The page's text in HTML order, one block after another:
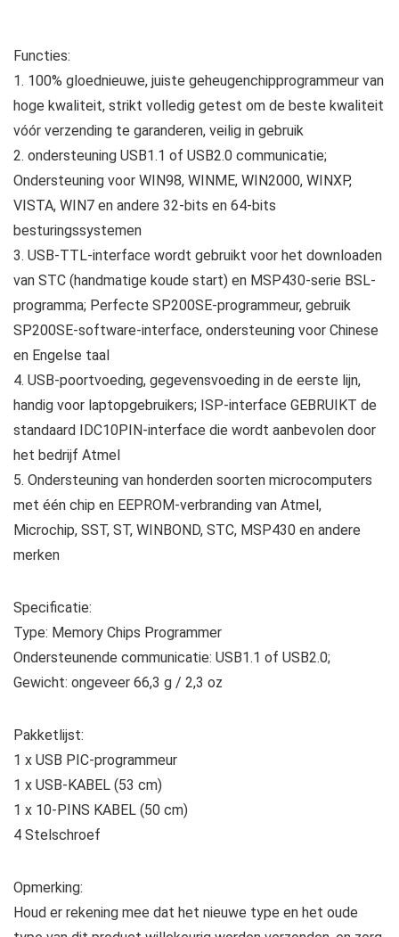
Functies:
1. 100% gloednieuwe, juiste geheugenchipprogrammeur van
hoge kwaliteit, strikt volledig getest om de beste kwaliteit
vóór verzending te garanderen, veilig in gebruik
2. ondersteuning USB1.1 of USB2.0 communicatie;
Ondersteuning voor WIN98, WINME, WIN2000, WINXP,
VISTA, WIN7 en andere 32-bits en 64-bits
besturingssystemen
3. USB-TTL-interface wordt gebruikt voor het downloaden
van STC (handmatige koude start) en MSP430-serie BSL-
programma; Perfecte SP200SE-programmeur, gebruik
SP200SE-software-interface, ondersteuning voor Chinese
en Engelse taal
4. USB-poortvoeding, gegevensvoeding in de eerste lijn,
handig voor laptopgebruikers; ISP-interface GEBRUIKT de
standaard IDC10PIN-interface die wordt aanbevolen door
het bedrijf Atmel
5. Ondersteuning van honderden soorten microcomputers
met één chip en EEPROM-verbranding van Atmel,
Microchip, SST, ST, WINBOND, STC, MSP430 en andere
merken
Specificatie:
Type: Memory Chips Programmer
Ondersteunende communicatie: USB1.1 of USB2.0;
Gewicht: ongeveer 66,3 g / 2,3 oz
Pakketlijst:
1 x USB PIC-programmeur
1 x USB-KABEL (53 cm)
1 x 10-PINS KABEL (50 cm)
4 Stelschroef
Opmerking:
Houd er rekening mee dat het nieuwe type en het oude